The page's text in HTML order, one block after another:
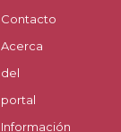
Contacto
Acerca
del
portal
Información